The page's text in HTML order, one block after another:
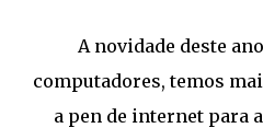
A novidade deste
computadores, temos
a pen de internet para